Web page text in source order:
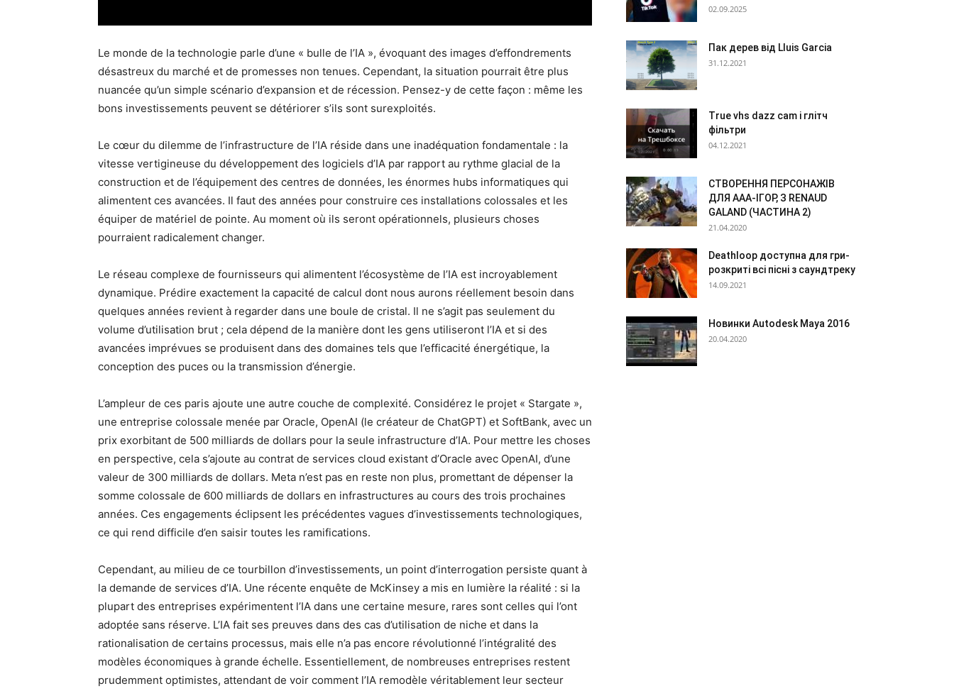
Le monde de la technologie parle d’une « bulle de l’IA », évoquant des images d’effondrements
désastreux du marché et de promesses non tenues. Cependant, la situation pourrait être plus
nuancée qu’un simple scénario d’expansion et de récession. Pensez-y de cette façon : même les
bons investissements peuvent se détériorer s’ils sont surexploités.
Le cœur du dilemme de l’infrastructure de l’IA réside dans une inadéquation fondamentale : la
vitesse vertigineuse du développement des logiciels d’IA par rapport au rythme glacial de la
construction et de l’équipement des centres de données, les énormes hubs informatiques qui
alimentent ces avancées. Il faut des années pour construire ces installations colossales et les
équiper de matériel de pointe. Au moment où ils seront opérationnels, plusieurs choses
pourraient radicalement changer.
Le réseau complexe de fournisseurs qui alimentent l’écosystème de l’IA est incroyablement
dynamique. Prédire exactement la capacité de calcul dont nous aurons réellement besoin dans
quelques années revient à regarder dans une boule de cristal. Il ne s’agit pas seulement du
volume d’utilisation brut ; cela dépend de la manière dont les gens utiliseront l’IA et si des
avancées imprévues se produisent dans des domaines tels que l’efficacité énergétique, la
conception des puces ou la transmission d’énergie.
L’ampleur de ces paris ajoute une autre couche de complexité. Considérez le projet « Stargate »,
une entreprise colossale menée par Oracle, OpenAI (le créateur de ChatGPT) et SoftBank, avec un
prix exorbitant de 500 milliards de dollars pour la seule infrastructure d’IA. Pour mettre les choses
en perspective, cela s’ajoute au contrat de services cloud existant d’Oracle avec OpenAI, d’une
valeur de 300 milliards de dollars. Meta n’est pas en reste non plus, promettant de dépenser la
somme colossale de 600 milliards de dollars en infrastructures au cours des trois prochaines
années. Ces engagements éclipsent les précédentes vagues d’investissements technologiques,
ce qui rend difficile d’en saisir toutes les ramifications.
Cependant, au milieu de ce tourbillon d’investissements, un point d’interrogation persiste quant à
la demande de services d’IA. Une récente enquête de McKinsey a mis en lumière la réalité : si la
plupart des entreprises expérimentent l’IA dans une certaine mesure, rares sont celles qui l’ont
adoptée sans réserve. L’IA fait ses preuves dans des cas d’utilisation de niche et dans la
rationalisation de certains processus, mais elle n’a pas encore révolutionné l’intégralité des
modèles économiques à grande échelle. Essentiellement, de nombreuses entreprises restent
prudemment optimistes, attendant de voir comment l’IA remodèle véritablement leur secteur
02.09.2025
Пак дерев від Lluis Garcia
31.12.2021
True vhs dazz cam і глітч
фільтри
04.12.2021
СТВОРЕННЯ ПЕРСОНАЖІВ
ДЛЯ AAA-ІГОР, З RENAUD
GALAND (ЧАСТИНА 2)
21.04.2020
Deathloop доступна для гри-
розкриті всі пісні з саундтреку
14.09.2021
Новинки Autodesk Maya 2016
20.04.2020